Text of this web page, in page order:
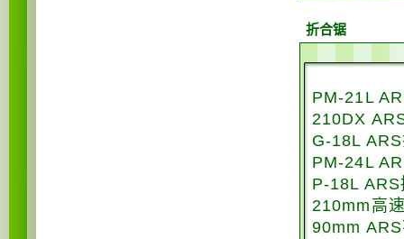
折合锯
PM-21L
210DX
G-18L
PM-24L
P-18L
210mm高
90mm